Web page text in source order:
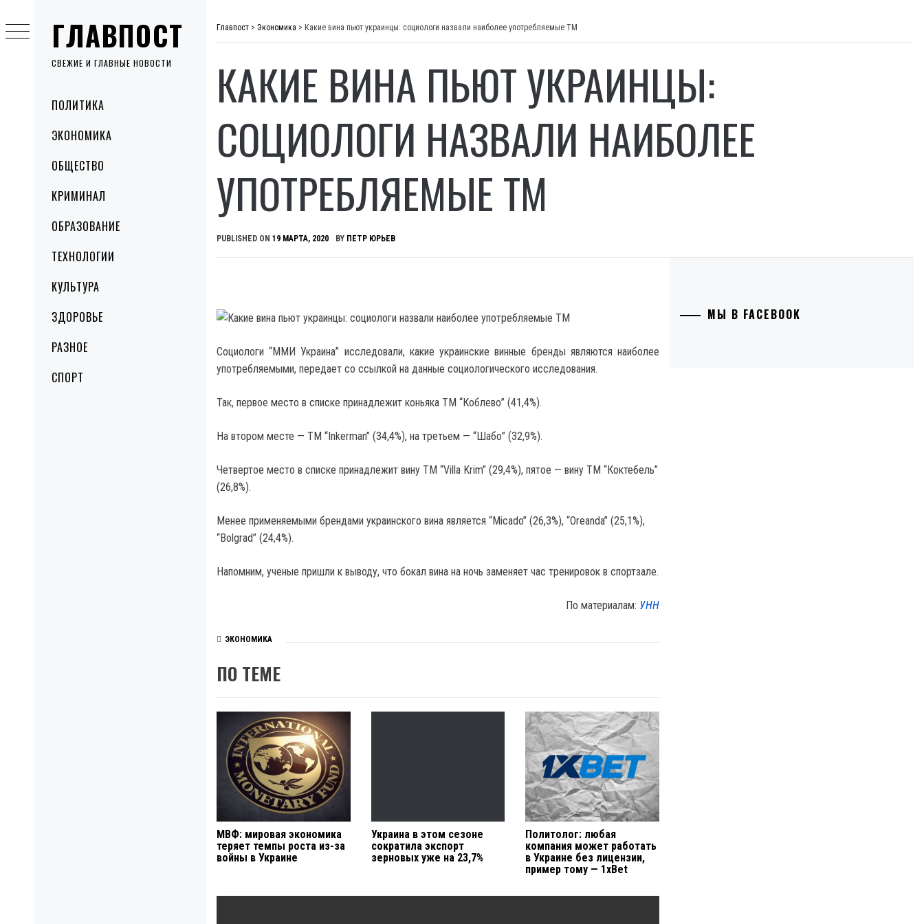
ГЛАВПОСТ
СВЕЖИЕ И ГЛАВНЫЕ НОВОСТИ
MenuПОЛИТИКА
ЭКОНОМИКА
ОБЩЕСТВО
КРИМИНАЛ
ОБРАЗОВАНИЕ
ТЕХНОЛОГИИ
КУЛЬТУРА
ЗДОРОВЬЕ
РАЗНОЕ
СПОРТ
to
content
Главпост > Экономика > Какие вина пьют украинцы: социологи назвали наиболее употребляемые ТМ
КАКИЕ ВИНА ПЬЮТ УКРАИНЦЫ:
СОЦИОЛОГИ НАЗВАЛИ НАИБОЛЕЕ
УПОТРЕБЛЯЕМЫЕ ТМ
PUBLISHED ON 19 МАРТА, 2020 BY ПЕТР ЮРЬЕВ
Социологи “ММИ Украина” исследовали, какие украинские винные бренды являются наиболее
употребляемыми, передает со ссылкой на данные социологического исследования.
Так, первое место в списке принадлежит коньяка ТМ “Коблево” (41,4%).
На втором месте — ТМ “Inkerman” (34,4%), на третьем — “Шабо” (32,9%).
Четвертое место в списке принадлежит вину ТМ “Villa Krim” (29,4%), пятое — вину ТМ “Коктебель”
(26,8%).
Менее применяемыми брендами украинского вина является “Micado” (26,3%), “Oreanda” (25,1%),
“Bolgrad” (24,4%).
Напомним, ученые пришли к выводу, что бокал вина на ночь заменяет час тренировок в спортзале.
По материалам: УНН
ЭКОНОМИКА
ПО ТЕМЕ
МВФ: мировая экономика
теряет темпы роста из-за
войны в Украине
Украина в этом сезоне
сократила экспорт
зерновых уже на 23,7%
Политолог: любая
компания может работать
в Украине без лицензии,
пример тому — 1xBet
Навигация
МЫ В FACEBOOK